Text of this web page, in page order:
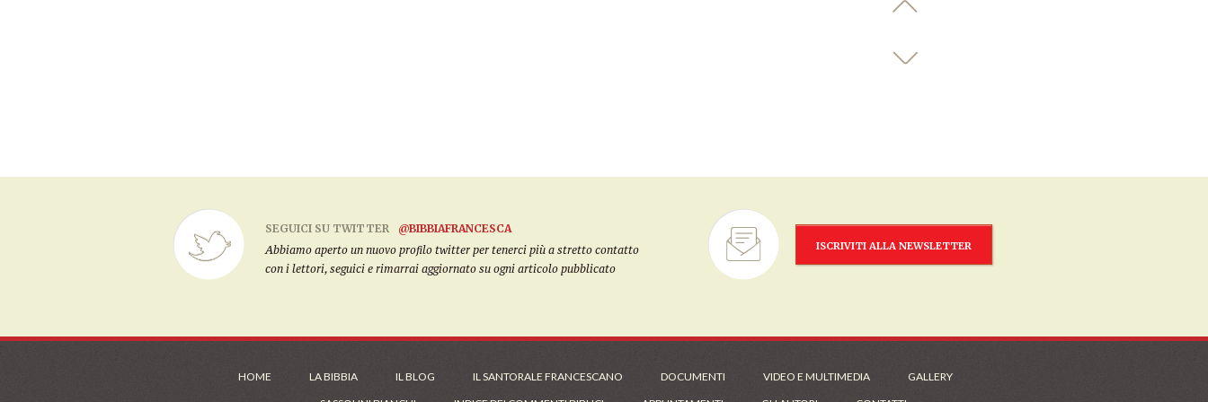
SEGUICI SU TWITTER
@BIBBIAFRANCESCA
Abbiamo aperto un nuovo profilo twitter per tenerci più a stretto contatto
con i lettori, seguici e rimarrai aggiornato su ogni articolo pubblicato
ISCRIVITI ALLA NEWSLETTER
HOME LA BIBBIA IL BLOG IL SANTORALE FRANCESCANO DOCUMENTI VIDEO E MULTIMEDIA
GALLERY